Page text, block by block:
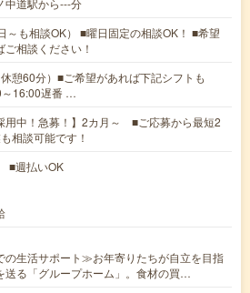
中道駅から---分
～も相談OK） ■曜日固定の相談OK！ ■希望
相談ください！
憩60分）■ご希望があれば下記シフトも
～16:00遅番 …
用中！急募！】2カ月～ ■ご応募から最短2
相談可能です！
■週払いOK
生活サポート≫お年寄りたちが自立を目指
送る「グループホーム」。食材の買…